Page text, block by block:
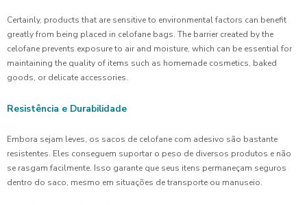
Certainly, products that are sensitive to environmental factors can benefit
greatly from being placed in celofane bags. The barrier created by the
celofane prevents exposure to air and moisture, which can be essential for
maintaining the quality of items such as homemade cosmetics, baked
goods, or delicate accessories.
Resistência e Durabilidade
Embora sejam leves, os sacos de celofane com adesivo são bastante
resistentes. Eles conseguem suportar o peso de diversos produtos e não
se rasgam facilmente. Isso garante que seus itens permaneçam seguros
dentro do saco, mesmo em situações de transporte ou manuseio.